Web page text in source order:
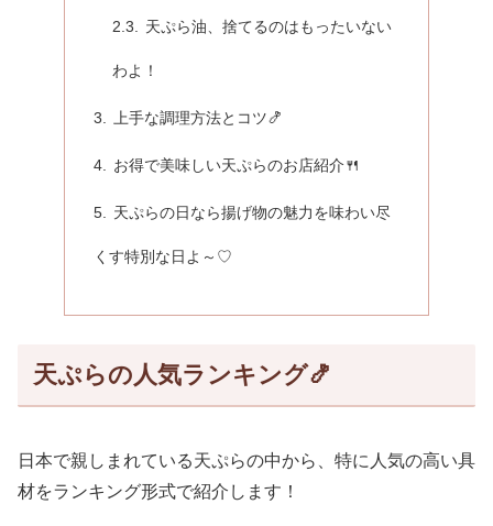
天ぷら油、捨てるのはもったいない
わよ！
上手な調理方法とコツ🍤
お得で美味しい天ぷらのお店紹介🍴
天ぷらの日なら揚げ物の魅力を味わい尽
くす特別な日よ～♡
天ぷらの人気ランキング🍤
日本で親しまれている天ぷらの中から、特に人気の高い具
材をランキング形式で紹介します！